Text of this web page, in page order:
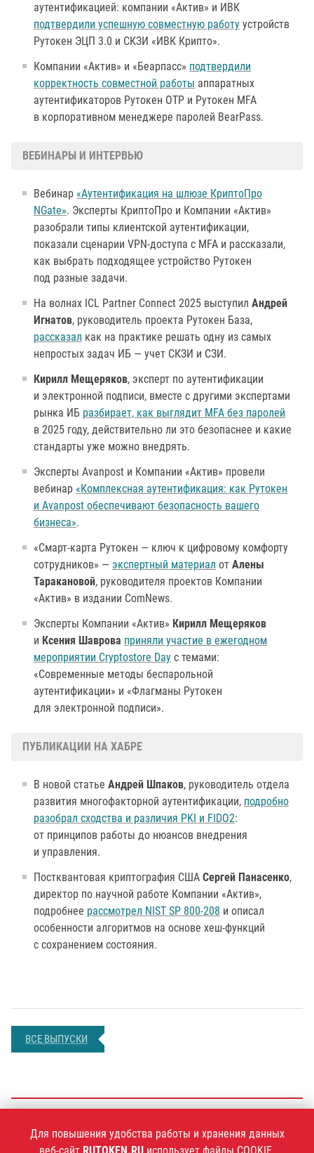
аутентификацией: компании «Актив» и ИВК
подтвердили успешную совместную работу устройств
Рутокен ЭЦП 3.0 и СКЗИ «ИВК Крипто».
Компании «Актив» и «Беарпасс» подтвердили
корректность совместной работы аппаратных
аутентификаторов Рутокен OTP и Рутокен MFA
в корпоративном менеджере паролей BearPass.
ВЕБИНАРЫ И ИНТЕРВЬЮ
Вебинар «Аутентификация на шлюзе КриптоПро
NGate». Эксперты КриптоПро и Компании «Актив»
разобрали типы клиентской аутентификации,
показали сценарии VPN-доступа с MFA и рассказали,
как выбрать подходящее устройство Рутокен
под разные задачи.
На волнах ICL Partner Connect 2025 выступил Андрей
Игнатов, руководитель проекта Рутокен База,
рассказал как на практике решать одну из самых
непростых задач ИБ — учет СКЗИ и СЗИ.
Кирилл Мещеряков, эксперт по аутентификации
и электронной подписи, вместе с другими экспертами
рынка ИБ разбирает, как выглядит MFA без паролей
в 2025 году, действительно ли это безопаснее и какие
стандарты уже можно внедрять.
Эксперты Avanpost и Компании «Актив» провели
вебинар «Комплексная аутентификация: как Рутокен
и Avanpost обеспечивают безопасность вашего
бизнеса».
«Смарт-карта Рутокен — ключ к цифровому комфорту
сотрудников» — экспертный материал от Алены
Таракановой, руководителя проектов Компании
«Актив» в издании ComNews.
Эксперты Компании «Актив» Кирилл Мещеряков
и Ксения Шаврова приняли участие в ежегодном
мероприятии Cryptostore Day с темами:
«Современные методы беспарольной
аутентификации» и «Флагманы Рутокен
для электронной подписи».
ПУБЛИКАЦИИ НА ХАБРЕ
В новой статье Андрей Шпаков, руководитель отдела
развития многофакторной аутентификации, подробно
разобрал сходства и различия PKI и FIDO2:
от принципов работы до нюансов внедрения
и управления.
Постквантовая криптография США Сергей Панасенко,
директор по научной работе Компании «Актив»,
подробнее рассмотрел NIST SP 800-208 и описал
особенности алгоритмов на основе хеш-функций
с сохранением состояния.
ВСЕ ВЫПУСКИ
+7 (495)925-77-90
Для повышения удобства работы и хранения данных